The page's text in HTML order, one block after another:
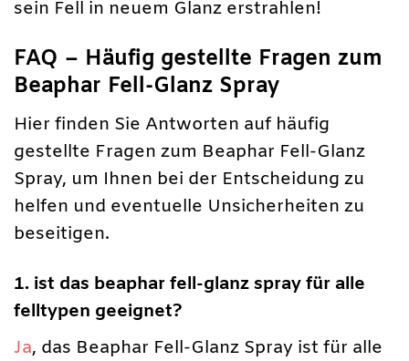
sein Fell in neuem Glanz erstrahlen!
FAQ – Häufig gestellte Fragen zum
Beaphar Fell-Glanz Spray
Hier finden Sie Antworten auf häufig
gestellte Fragen zum Beaphar Fell-Glanz
Spray, um Ihnen bei der Entscheidung zu
helfen und eventuelle Unsicherheiten zu
beseitigen.
1. ist das beaphar fell-glanz spray für alle
felltypen geeignet?
Ja, das Beaphar Fell-Glanz Spray ist für alle